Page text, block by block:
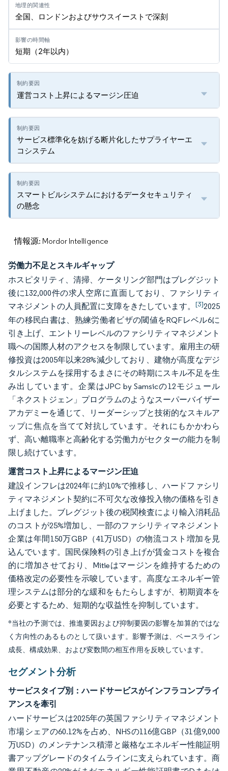
全国、ロンドンおよびサウスイーストで深刻
短期（2年以内）
運営コスト上昇によるマージン圧迫
サービス標準化を妨げる断片化したサプライヤーエ
コシステム
スマートビルシステムにおけるデータセキュリティ
の懸念
情報源: Mordor Intelligence
労働力不足とスキルギャップ
ホスピタリティ、清掃、ケータリング部門はブレグジット
後に132,000件の求人空席に直面しており、ファシリティ
マネジメントの人員配置に支障をきたしています。 [3]2025
年の移民白書は、熟練労働者ビザの閾値をRQFレベル6に
引き上げ、エントリーレベルのファシリティマネジメント
職への国際人材のアクセスを制限しています。雇用主の研
修投資は2005年以来28%減少しており、建物が高度なデジ
タルシステムを採用するまさにその時期にスキル不足を生
み出しています。企業はJPC by Samsicの12モジュール
「ネクストジェン」プログラムのようなスーパーバイザー
アカデミーを通じて、リーダーシップと技術的なスキルア
ップに焦点を当てて対抗しています。それにもかかわら
ず、高い離職率と高齢化する労働力がセクターの能力を制
限し続けています。
運営コスト上昇によるマージン圧迫
建設インフレは2024年に約10%で推移し、ハードファシリ
ティマネジメント契約に不可欠な改修投入物の価格を引き
上げました。ブレグジット後の税関検査により輸入消耗品
のコストが25%増加し、一部のファシリティマネジメント
企業は年間150万GBP（41万USD）の物流コスト増加を見
込んでいます。国民保険料の引き上げが賃金コストを複合
的に増加させており、Mitieはマージンを維持するための
価格改定の必要性を示唆しています。高度なエネルギー管
理システムは部分的な緩和をもたらしますが、初期資本を
必要とするため、短期的な収益性を抑制しています。
*当社の予測では、推進要因および抑制要因の影響を加算的ではな
く方向性のあるものとして扱います。影響予測は、ベースライン
成長、構成効果、および変数間の相互作用を反映しています。
セグメント分析
サービスタイプ別：ハードサービスがインフラコンプライ
アンスを牽引
ハードサービスは2025年の英国ファシリティマネジメント
市場シェアの60.12%を占め、NHSの116億GBP（31億9,000
万USD）のメンテナンス積滞と厳格なエネルギー性能証明
書アップグレードのタイムラインに支えられています。商